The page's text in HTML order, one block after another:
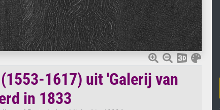
1617) uit 'Galerij van
in 1833